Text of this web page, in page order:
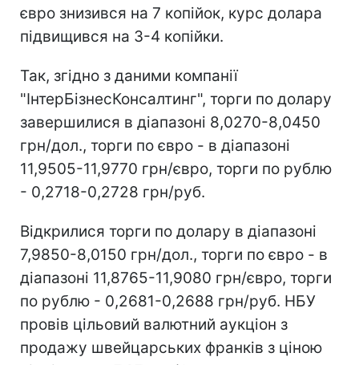
євро знизився на 7 копійок, курс долара
підвищився на 3-4 копійки.
Так, згідно з даними компанії
"ІнтерБізнесКонсалтинг", торги по долару
завершилися в діапазоні 8,0270-8,0450
грн/дол., торги по євро - в діапазоні
11,9505-11,9770 грн/євро, торги по рублю
- 0,2718-0,2728 грн/руб.
Відкрилися торги по долару в діапазоні
7,9850-8,0150 грн/дол., торги по євро - в
діапазоні 11,8765-11,9080 грн/євро, торги
по рублю - 0,2681-0,2688 грн/руб. НБУ
провів цільовий валютний аукціон з
продажу швейцарських франків з ціною